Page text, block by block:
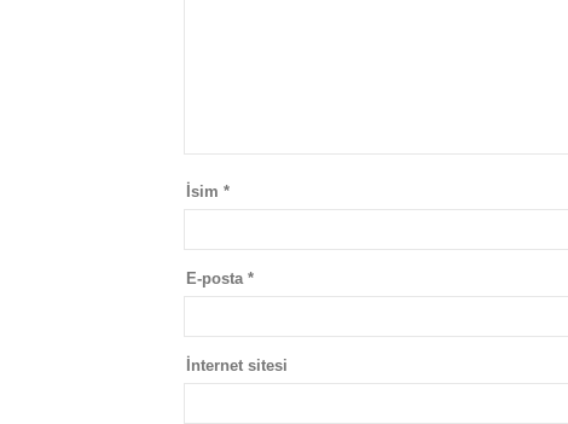
İsim *
E-posta *
İnternet sitesi